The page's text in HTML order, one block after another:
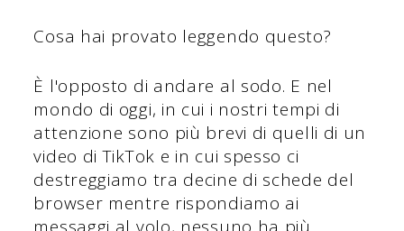
Cosa hai provato leggendo questo?
È l'opposto di andare al sodo. E nel
mondo di oggi, in cui i nostri tempi di
attenzione sono più brevi di quelli di un
video di TikTok e in cui spesso ci
destreggiamo tra decine di schede del
browser mentre rispondiamo ai
messaggi al volo, nessuno ha più